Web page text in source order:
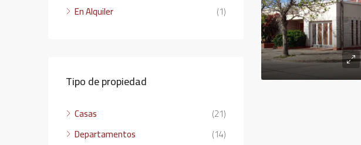
En Alquiler
(1)
Tipo de propiedad
Casas
(21)
Departamentos
(14)